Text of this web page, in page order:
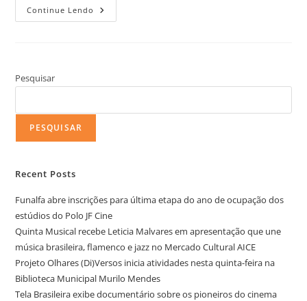
Continue Lendo
Pesquisar
PESQUISAR
Recent Posts
Funalfa abre inscrições para última etapa do ano de ocupação dos
estúdios do Polo JF Cine
Quinta Musical recebe Leticia Malvares em apresentação que une
música brasileira, flamenco e jazz no Mercado Cultural AICE
Projeto Olhares (Di)Versos inicia atividades nesta quinta-feira na
Biblioteca Municipal Murilo Mendes
Tela Brasileira exibe documentário sobre os pioneiros do cinema